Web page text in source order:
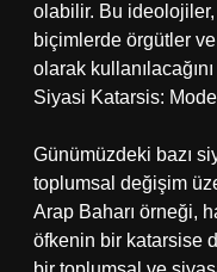
olabilir. Bu ideolojiler,
biçimlerde örgütler
olarak
Siyasi Katarsis:
Günümüzdeki bazı
toplumsal değişim
Arap Baharı örneği,
öfkenin bir katarsise